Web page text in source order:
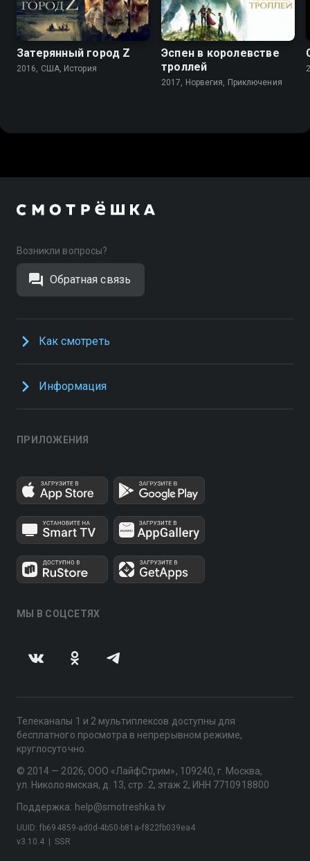
Затерянный город Z
2016, США, История
Эспен в королевстве
троллей
2017, Норвегия, Приключения
Возникли вопросы?
Обратная связь
Как смотреть
Информация
ПРИЛОЖЕНИЯ
МЫ В СОЦСЕТЯХ
Телеканалы 1 и 2 мультиплексов доступны для
бесплатного просмотра в непрерывном режиме,
круглосуточно.
© 2014 — 2026, ООО «ЛайфСтрим», 109240, г. Москва,
ул. Николоямская, д. 13, стр. 2, этаж 2, ИНН 7710918800
Поддержка: help@smotreshka.tv
v3.10.4 SSR
UUID: fb694859-ad0d-4b50-b81a-f822fb039ea4